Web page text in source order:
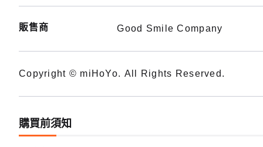
販售商 Good Smile Company
Copyright © miHoYo. All Rights Reserved.
購買前須知